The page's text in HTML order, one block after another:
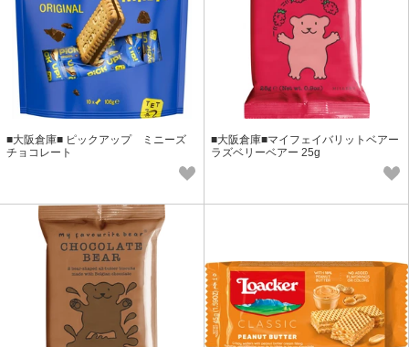
■大阪倉庫■ ピックアップ ミニーズ
チョコレート
■大阪倉庫■マイフェイバリットベアー
ラズベリーベアー 25g